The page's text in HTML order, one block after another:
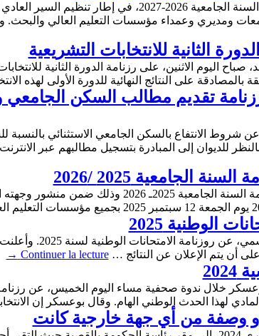
ضبطت وزارة التعليم العالي والبحث العلمي روزنامة السنة
ومديري وعمداء مؤسسات التعليم العالي والبحث.
الثانية للانتخابات التشريعية
اليوم الاثنين، على رزنامة الدورة الثانية للانتخابات
على النتائج النهائية للدورة الأولى لهذه
تقديم مطالب السكن الجامعي
إلى المبادرة بتسجيل مطالبهم عبر الانترنت، بداية من 28
الجامعية 2025 /2026
اعلنت وزارة التعليم العالي والبحث العلمي عن
الوطنية 2025
Continuer la lecture
→
المادي لهذا الحدث الوطني الهام. وقال بوعسكر إن
وصفة من أي جهة خارجية كانت